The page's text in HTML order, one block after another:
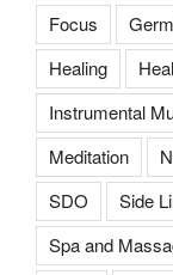
Focus
Healing
Instrumental
Meditation
SDO
Side
Spa and